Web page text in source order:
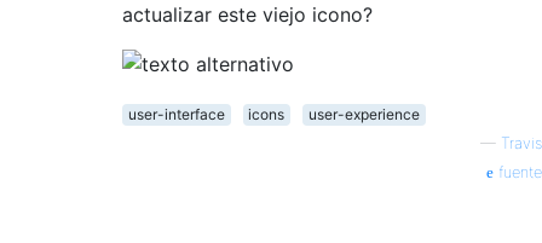
actualizar este viejo icono?
user-interface icons
user-experience
— Travis
fuente